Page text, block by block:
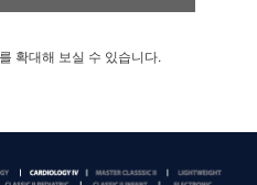
확대해 보실 수 있습니다.